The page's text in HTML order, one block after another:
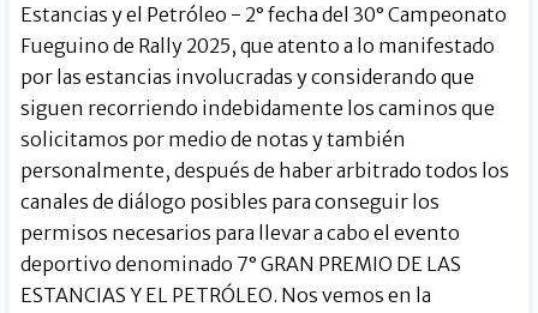
Estancias y el Petróleo - 2° fecha del 30° Campeonato
Fueguino de Rally 2025, que atento a lo manifestado
por las estancias involucradas y considerando que
siguen recorriendo indebidamente los caminos que
solicitamos por medio de notas y también
personalmente, después de haber arbitrado todos los
canales de diálogo posibles para conseguir los
permisos necesarios para llevar a cabo el evento
deportivo denominado 7° GRAN PREMIO DE LAS
ESTANCIAS Y EL PETRÓLEO. Nos vemos en la